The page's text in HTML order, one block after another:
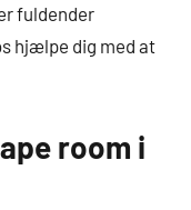
fuldender
hjælpe dig med at
room i